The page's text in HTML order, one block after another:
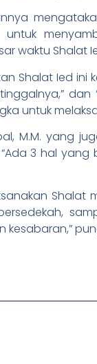
untuk
waktu Shalat
Shalat Ied
untuk
M.M. yang
3 hal
Shalat